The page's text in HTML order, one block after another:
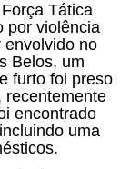
Tática
por violência
envolvido no
Belos, um
furto foi preso
recentemente
encontrado
uma